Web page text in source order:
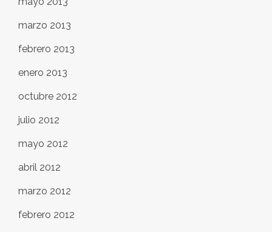
marzo 2013
febrero 2013
enero 2013
octubre 2012
julio 2012
mayo 2012
abril 2012
marzo 2012
febrero 2012